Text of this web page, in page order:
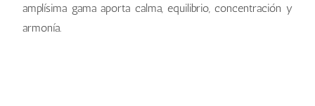
amplísima gama aporta calma, equilibrio, concentración y
armonía.